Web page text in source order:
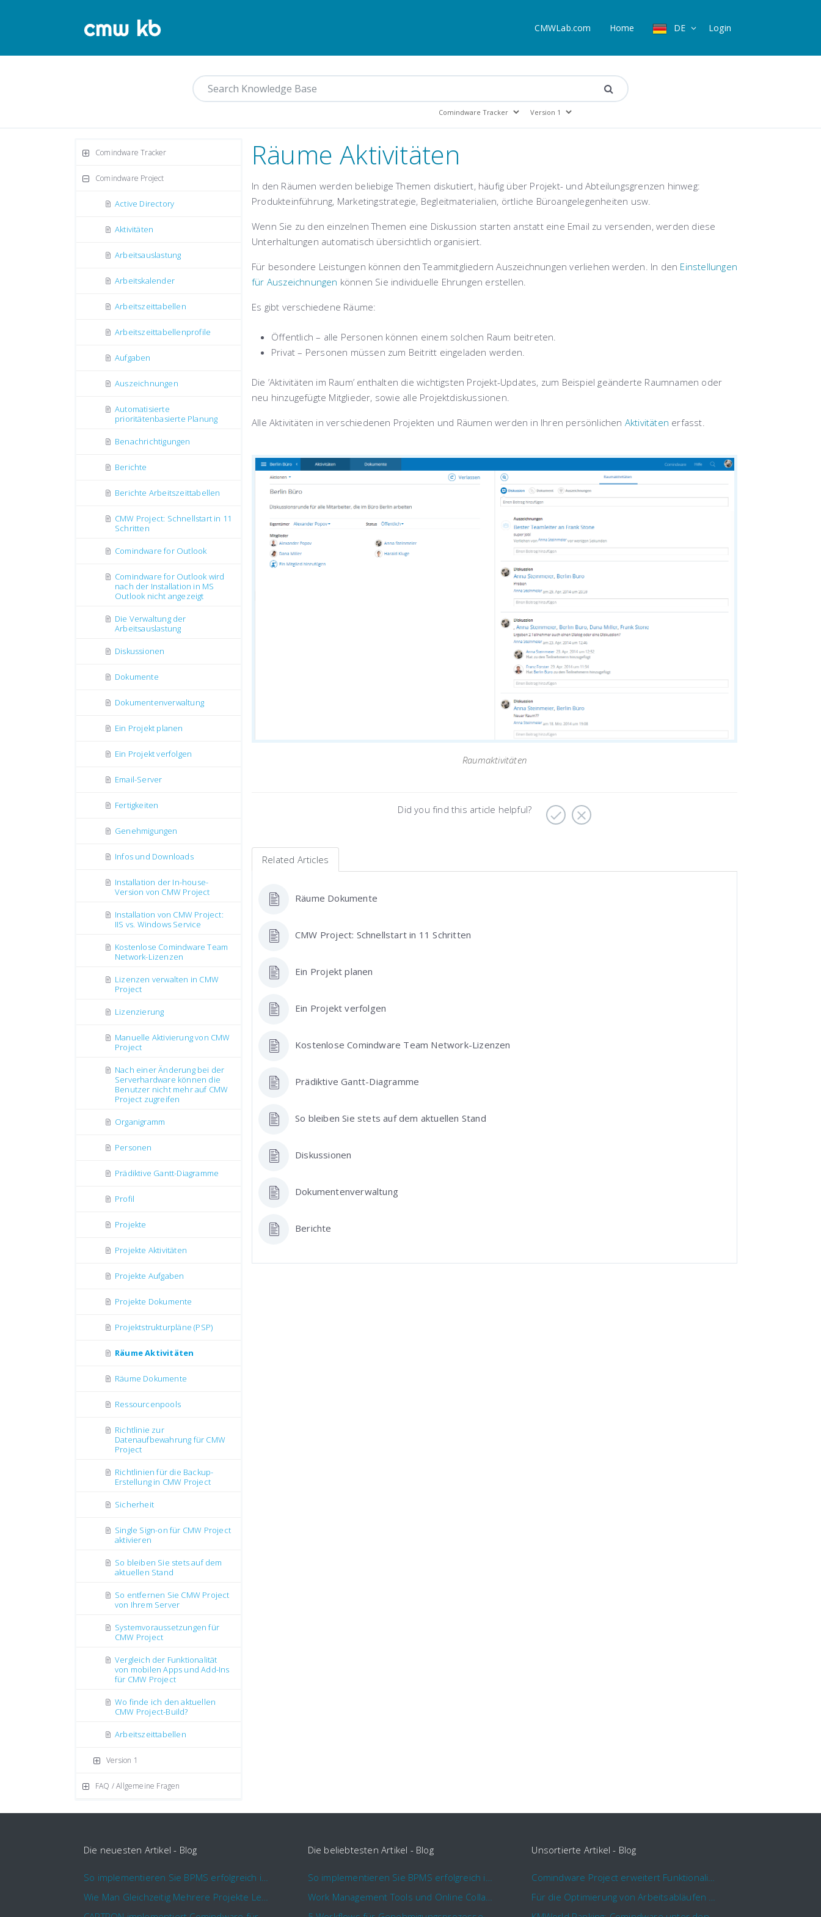
CMWLab.com Home DE Login
Comindware Tracker
Comindware Project
Active Directory
Aktivitäten
Arbeitsauslastung
Arbeitskalender
Arbeitszeittabellen
Arbeitszeittabellenprofile
Aufgaben
Auszeichnungen
Automatisierte
prioritätenbasierte Planung
Benachrichtigungen
Berichte
Berichte Аrbeitszeittabellen
CMW Project: Schnellstart in 11
Schritten
Comindware for Outlook
Comindware for Outlook wird
nach der Installation in MS
Outlook nicht angezeigt
Die Verwaltung der
Arbeitsauslastung
Diskussionen
Dokumente
Dokumentenverwaltung
Ein Projekt planen
Ein Projekt verfolgen
Email-Server
Fertigkeiten
Genehmigungen
Infos und Downloads
Installation der In-house-
Version von CMW Project
Installation von CMW Project:
IIS vs. Windows Service
Kostenlose Comindware Team
Network-Lizenzen
Lizenzen verwalten in CMW
Project
Lizenzierung
Manuelle Aktivierung von CMW
Project
Nach einer Änderung bei der
Serverhardware können die
Benutzer nicht mehr auf CMW
Project zugreifen
Organigramm
Personen
Prädiktive Gantt-Diagramme
Profil
Projekte
Projekte Aktivitäten
Projekte Aufgaben
Projekte Dokumente
Projektstrukturpläne (PSP)
Räume Aktivitäten
Räume Dokumente
Ressourcenpools
Richtlinie zur
Datenaufbewahrung für CMW
Project
Richtlinien für die Backup-
Erstellung in CMW Project
Sicherheit
Single Sign-on für CMW Project
aktivieren
So bleiben Sie stets auf dem
aktuellen Stand
So entfernen Sie CMW Project
von Ihrem Server
Systemvoraussetzungen für
CMW Project
Vergleich der Funktionalität
von mobilen Apps und Add-Ins
für CMW Project
Wo finde ich den aktuellen
CMW Project-Build?
Аrbeitszeittabellen
Version 1
FAQ / Allgemeine Fragen
Räume Aktivitäten
In den Räumen werden beliebige Themen diskutiert, häufig über Projekt- und Abteilungsgrenzen hinweg:
Produkteinführung, Marketingstrategie, Begleitmaterialien, örtliche Büroangelegenheiten usw.
Wenn Sie zu den einzelnen Themen eine Diskussion starten anstatt eine Email zu versenden, werden diese
Unterhaltungen automatisch übersichtlich organisiert.
Für besondere Leistungen können den Teammitgliedern Auszeichnungen verliehen werden. In den Einstellungen
für Auszeichnungen können Sie individuelle Ehrungen erstellen.
Es gibt verschiedene Räume:
Öffentlich – alle Personen können einem solchen Raum beitreten.
Privat – Personen müssen zum Beitritt eingeladen werden.
Die ’Aktivitäten im Raum’ enthalten die wichtigsten Projekt-Updates, zum Beispiel geänderte Raumnamen oder
neu hinzugefügte Mitglieder, sowie alle Projektdiskussionen.
Alle Aktivitäten in verschiedenen Projekten und Räumen werden in Ihren persönlichen Aktivitäten erfasst.
Raumaktivitäten
Did you find this article helpful?
Related Articles
Räume Dokumente
CMW Project: Schnellstart in 11 Schritten
Ein Projekt planen
Ein Projekt verfolgen
Kostenlose Comindware Team Network-Lizenzen
Prädiktive Gantt-Diagramme
So bleiben Sie stets auf dem aktuellen Stand
Diskussionen
Dokumentenverwaltung
Berichte
Die neuesten Artikel - Blog
So implementieren Sie BPMS erfolgreich in Ihrem Unternehmen
Wie Man Gleichzeitig Mehrere Projekte Leitet – 5 Dinge Die Sie Wissen Sollten
Die beliebtesten Artikel - Blog
So implementieren Sie BPMS erfolgreich in Ihrem Unternehmen
Work Management Tools und Online Collaboration
Unsortierte Artikel - Blog
Comindware Project erweitert Funktionalitäten für Projektteams
Für die Optimierung von Arbeitsabläufen sind Cloud Automation Tools die erste Wahl